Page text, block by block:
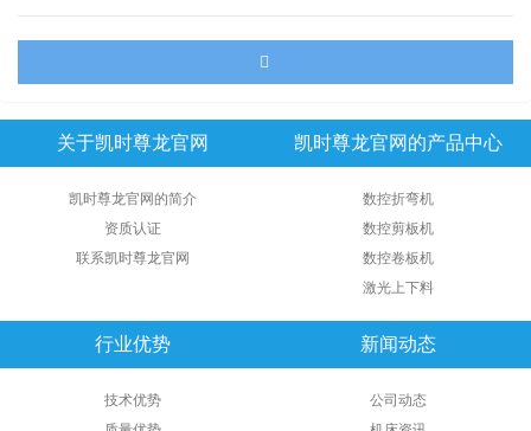
关于凯时尊龙官网
凯时尊龙官网的简介
资质认证
联系凯时尊龙官网
凯时尊龙官网的产品中心
数控折弯机
数控剪板机
数控卷板机
激光上下料
行业优势
技术优势
新闻动态
公司动态